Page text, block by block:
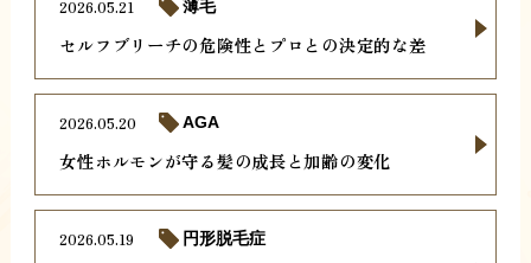
セルフブリーチの危険性とプロとの決定的な差
2026.05.21 薄毛
女性ホルモンが守る髪の成長と加齢の変化
2026.05.20 AGA
2026.05.19 円形脱毛症